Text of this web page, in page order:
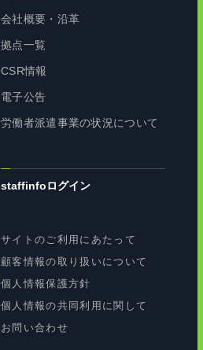
会社概要・沿革
拠点一覧
CSR情報
電子公告
労働者派遣事業の状況について
staffinfoログイン
サイトのご利用にあたって
顧客情報の取り扱いについて
個人情報保護方針
個人情報の共同利用に関して
お問い合わせ